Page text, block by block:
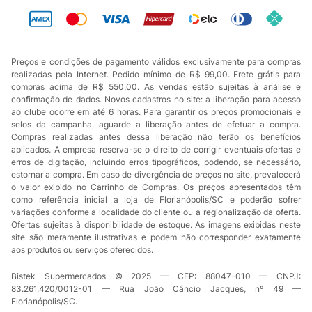
Preços e condições de pagamento válidos exclusivamente para compras
realizadas pela Internet. Pedido mínimo de R$ 99,00. Frete grátis para
compras acima de R$ 550,00. As vendas estão sujeitas à análise e
confirmação de dados. Novos cadastros no site: a liberação para acesso
ao clube ocorre em até 6 horas. Para garantir os preços promocionais e
selos da campanha, aguarde a liberação antes de efetuar a compra.
Compras realizadas antes dessa liberação não terão os benefícios
aplicados. A empresa reserva-se o direito de corrigir eventuais ofertas e
erros de digitação, incluindo erros tipográficos, podendo, se necessário,
estornar a compra. Em caso de divergência de preços no site, prevalecerá
o valor exibido no Carrinho de Compras. Os preços apresentados têm
como referência inicial a loja de Florianópolis/SC e poderão sofrer
variações conforme a localidade do cliente ou a regionalização da oferta.
Ofertas sujeitas à disponibilidade de estoque. As imagens exibidas neste
site são meramente ilustrativas e podem não corresponder exatamente
aos produtos ou serviços oferecidos.
Bistek Supermercados © 2025 — CEP: 88047-010 — CNPJ:
83.261.420/0012-01 — Rua João Câncio Jacques, nº 49 —
Florianópolis/SC.